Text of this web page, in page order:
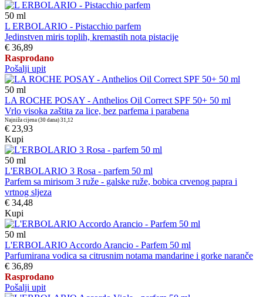
50 ml
L ERBOLARIO - Pistacchio parfem
Jedinstven miris toplih, kremastih nota pistacije
€ 36,89
Rasprodano
Pošalji upit
50 ml
LA ROCHE POSAY - Anthelios Oil Correct SPF 50+ 50 ml
Vrlo visoka zaštita za lice, bez parfema i parabena
Najniža cijena (30 dana) 31,12
€ 23,93
Kupi
50 ml
L'ERBOLARIO 3 Rosa - parfem 50 ml
Parfem sa mirisom 3 ruže - galske ruže, bobica crvenog papra i
vrtnog sljeza
€ 34,48
Kupi
50 ml
L'ERBOLARIO Accordo Arancio - Parfem 50 ml
Parfumirana vodica sa citrusnim notama mandarine i gorke naranče
€ 36,89
Rasprodano
Pošalji upit